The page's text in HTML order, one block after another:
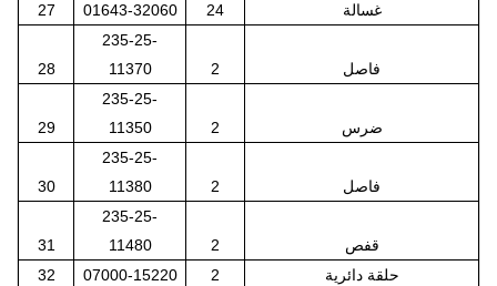
27
01643-32060 24 غسالة
28
235-25-
11370
2 فاصل
29
235-25-
11350
2 ضرس
30
235-25-
11380
2 فاصل
31
235-25-
11480
2
قفص
32
07000-15220 2 حلقة دائرية